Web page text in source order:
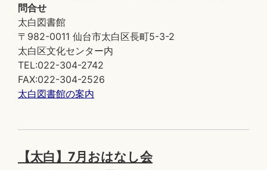
問合せ
太白図書館
〒982-0011 仙台市太白区長町5-3-2
太白区文化センター内
TEL:022-304-2742
FAX:022-304-2526
太白図書館の案内
【太白】7月おはなし会